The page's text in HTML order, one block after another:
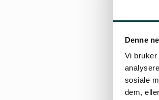
Denne
Vi bruker
sosiale
dem,